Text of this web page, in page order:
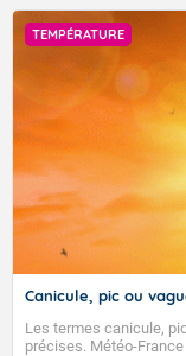
TEMPÉRATURE
Canicule, pic ou
Les termes canicule,
précises. Météo-